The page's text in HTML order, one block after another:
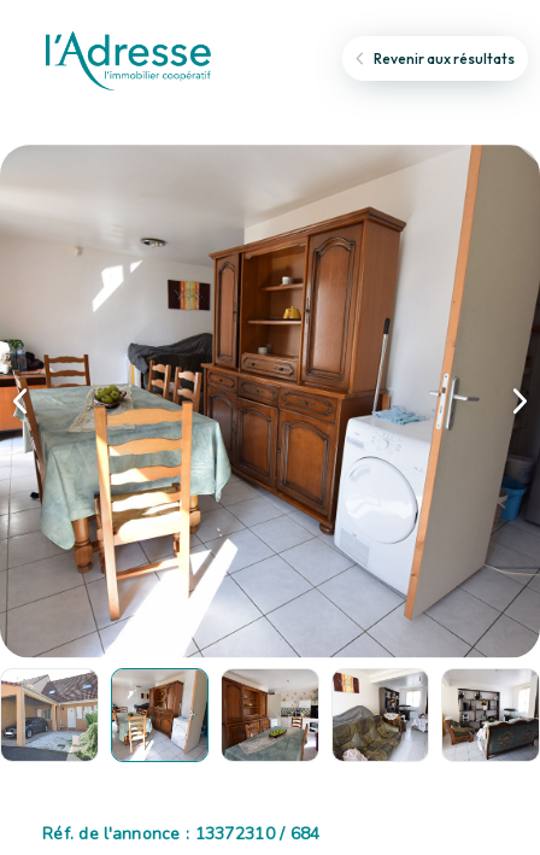
Revenir aux résultats
Réf. de l'annonce : 13372310 / 684